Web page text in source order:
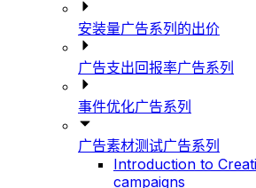
安装量广告系列的出价
广告支出回报率广告系列
事件优化广告系列
广告素材测试广告系列
Introduction to
campaigns